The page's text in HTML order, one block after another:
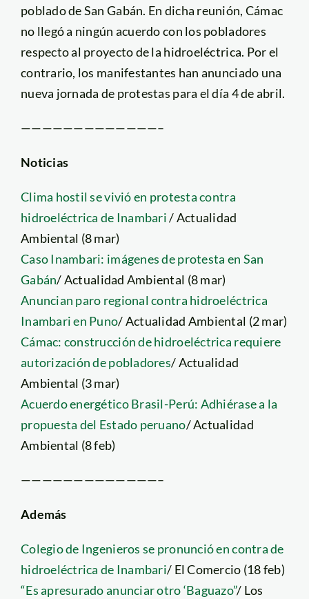
poblado de San Gabán. En dicha reunión, Cámac
no llegó a ningún acuerdo con los pobladores
respecto al proyecto de la hidroeléctrica. Por el
contrario, los manifestantes han anunciado una
nueva jornada de protestas para el día 4 de abril.
—————————————–
Noticias
Clima hostil se vivió en protesta contra
hidroeléctrica de Inambari/ Actualidad
Ambiental (8 mar)
Caso Inambari: imágenes de protesta en San
Gabán/ Actualidad Ambiental (8 mar)
Anuncian paro regional contra hidroeléctrica
Inambari en Puno/ Actualidad Ambiental (2 mar)
Cámac: construcción de hidroeléctrica requiere
autorización de pobladores/ Actualidad
Ambiental (3 mar)
Acuerdo energético Brasil-Perú: Adhiérase a la
propuesta del Estado peruano/ Actualidad
Ambiental (8 feb)
—————————————–
Además
Colegio de Ingenieros se pronunció en contra de
hidroeléctrica de Inambari/ El Comercio (18 feb)
“Es apresurado anunciar otro ‘Baguazo”/ Los